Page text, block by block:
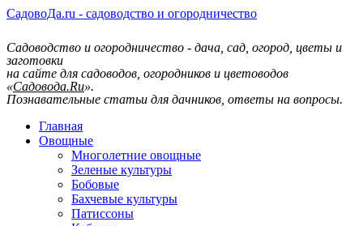
СадовоДа.ru - садоводство и огородничество
Садоводство и огородничество - дача, сад, огород, цветы и
заготовки
на сайте для садоводов, огородников и цветоводов
«Садовода.Ru».
Познавательные статьи для дачников, ответы на вопросы.
Главная
Овощные
Многолетние овощные
Зеленые культуры
Бобовые
Бахчевые культуры
Патиссоны